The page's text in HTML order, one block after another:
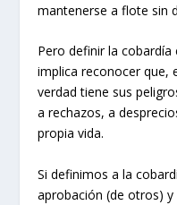
mantenerse a flote sin
Pero definir la
implica reconocer que,
verdad tiene sus
a rechazos, a
propia vida.
Si definimos a la
aprobación (de otros) y